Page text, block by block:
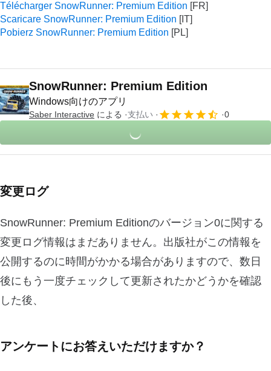
Télécharger SnowRunner: Premium Edition
Scaricare SnowRunner: Premium Edition
Pobierz SnowRunner: Premium Edition
SnowRunner: Premium Edition
Windows向けのアプリ
Saber Interactive による 支払い 0
変更ログ
SnowRunner: Premium Editionのバージョン0に関する
変更ログ情報はまだありません。出版社がこの情報を
公開するのに時間がかかる場合がありますので、数日
後にもう一度チェックして更新されたかどうかを確認
した後、
アンケートにお答えいただけますか？